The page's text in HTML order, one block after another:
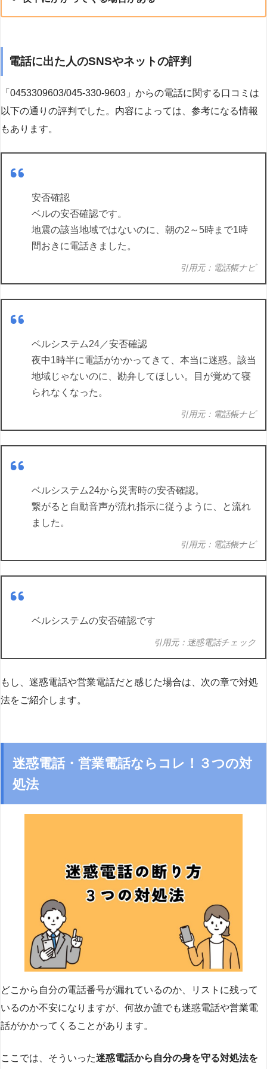
電話に出た人のSNSやネットの評判
「0453309603/045-330-9603」からの電話に関する口コミは
以下の通りの評判でした。内容によっては、参考になる情報
もあります。
安否確認
ベルの安否確認です。
地震の該当地域ではないのに、朝の2～5時まで1時
間おきに電話きました。
引用元：電話帳ナビ
ベルシステム24／安否確認
夜中1時半に電話がかかってきて、本当に迷惑。該当
地域じゃないのに、勘弁してほしい。目が覚めて寝
られなくなった。
引用元：電話帳ナビ
ベルシステム24から災害時の安否確認。
繋がると自動音声が流れ指示に従うように、と流れ
ました。
引用元：電話帳ナビ
ベルシステムの安否確認です
引用元：迷惑電話チェック
もし、迷惑電話や営業電話だと感じた場合は、次の章で対処
法をご紹介します。
迷惑電話・営業電話ならコレ！３つの対
処法
どこから自分の電話番号が漏れているのか、リストに残って
いるのか不安になりますが、何故か誰でも迷惑電話や営業電
話がかかってくることがあります。
ここでは、そういった迷惑電話から自分の身を守る対処法を